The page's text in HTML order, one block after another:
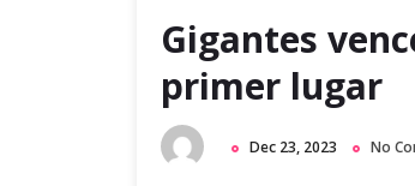
Gigantes
primer lugar
Dec 23, 2023 No